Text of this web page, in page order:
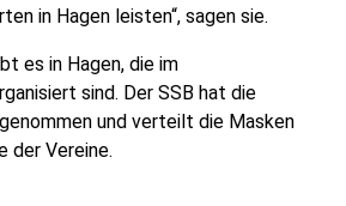
in Hagen leisten“, sagen sie.
es in Hagen, die im
sind. Der SSB hat die
und verteilt die Masken
der Vereine.